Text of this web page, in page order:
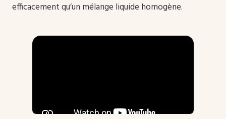
efficacement qu’un mélange liquide homogène.